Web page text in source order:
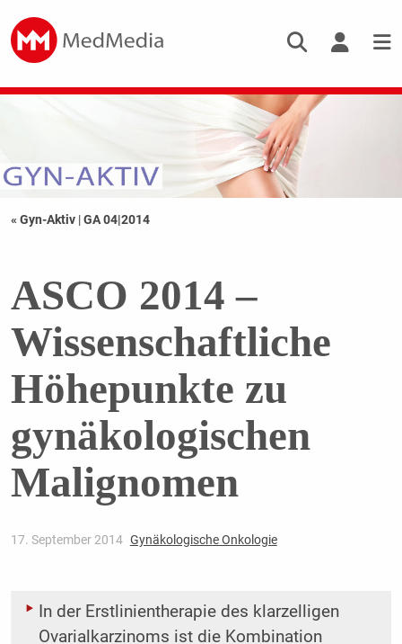
« Gyn-Aktiv |GA 04|2014
ASCO 2014 –
Wissenschaftliche
Höhepunkte zu
gynäkologischen
Malignomen
17. September 2014 Gynäkologische Onkologie
In der Erstlinientherapie des klarzelligen
Ovarialkarzinoms ist die Kombination